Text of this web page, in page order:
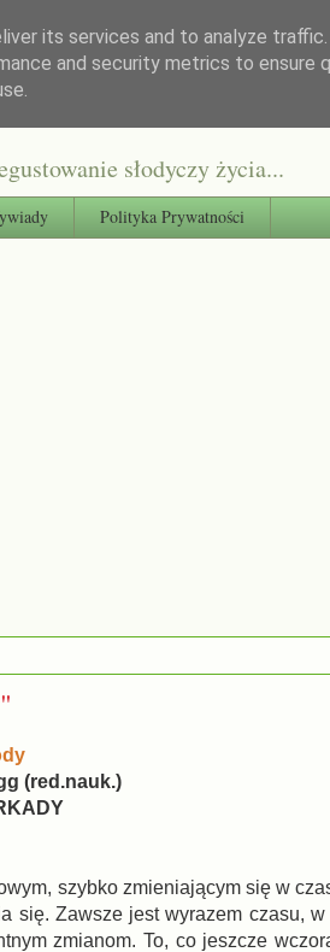
słodyczy życia...
Polityka Prywatności
(red.nauk.)
szybko zmieniającym się w
się. Zawsze jest wyrazem czasu,
zmianom. To, co jeszcze
its services and to analyze
and security metrics to ensure